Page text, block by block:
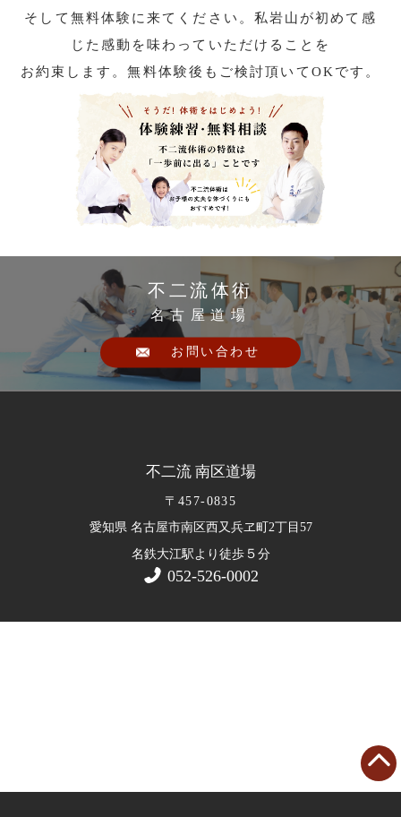
そして無料体験に来てください。私岩山が初めて感
じた感動を味わっていただけることを
お約束します。無料体験後もご検討頂いてOKです。
不二流体術
名古屋道場
お問い合わせ
不二流 南区道場
〒457-0835
愛知県 名古屋市南区西又兵ヱ町2丁目57
名鉄大江駅より徒歩５ 分
052-526-0002